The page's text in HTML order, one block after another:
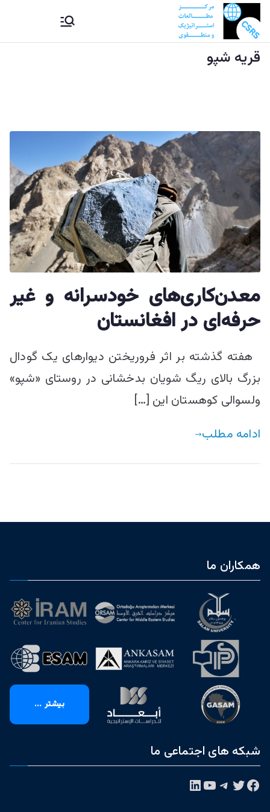
to
content
CSRS |
استراتیژيک
و منطقوی |
د
ستراتېژیکو
او سیمه
ییزو څېړنو
مرکز
مرکز مطالعات استراتیژيک و
منطقوی دستراتېژیکو او
قریه شپو
معدن‌کاری‌های خودسرانه و غیر
حرفه‌ای در افغانستان
هفته گذشته بر اثر فروریختن دیوارهای یک گودال
بزرگ بالای ریگ شویان بدخشانی در روستای «شپو»
ولسوالی کوهستان این […]
ادامه مطلب
همکاران ما
بیشتر ...
شبکه های اجتماعی ما
فیس‌بوکتوییتر تلگرام یوتیوبلینکداین